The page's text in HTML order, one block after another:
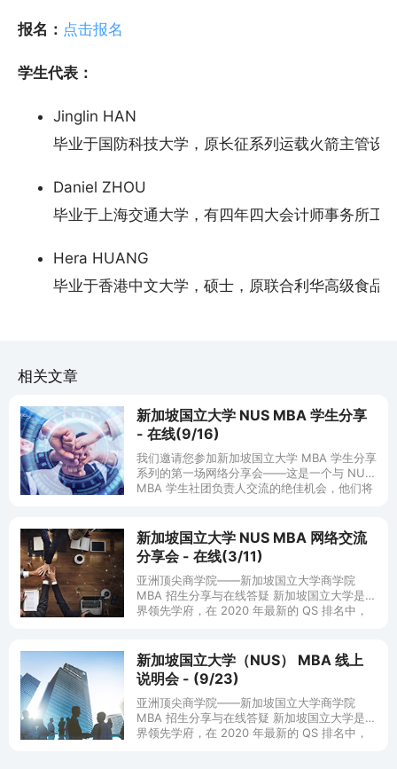
报名： 点击报名
学生代表：
Jinglin HAN
毕业于国防科技大学，原长征系列运载火箭主管设
Daniel ZHOU
毕业于上海交通大学，有四年四大会计师事务所工
Hera HUANG
毕业于香港中文大学，硕士，原联合利华高级食品
相关文章
新加坡国立大学 NUS MBA 学生分享
- 在线(9/16)
我们邀请您参加新加坡国立大学 MBA 学生分享
系列的第一场网络分享会——这是一个与 NUS
MBA 学生社团负责人交流的绝佳机会，他们将
新加坡国立大学 NUS MBA 网络交流
分享会 - 在线(3/11)
亚洲顶尖商学院——新加坡国立大学商学院
MBA 招生分享与在线答疑 新加坡国立大学是世
界领先学府，在 2020 年最新的 QS 排名中，
新加坡国立大学（NUS） MBA 线上
说明会 - (9/23)
亚洲顶尖商学院——新加坡国立大学商学院
MBA 招生分享与在线答疑 新加坡国立大学是世
界领先学府，在 2020 年最新的 QS 排名中，